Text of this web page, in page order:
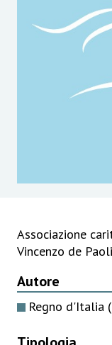
Associazione
Vincenzo de
Autore
Regno d'Italia